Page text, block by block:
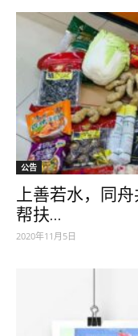
公告
上善若水，同
帮扶...
2020年11月5日